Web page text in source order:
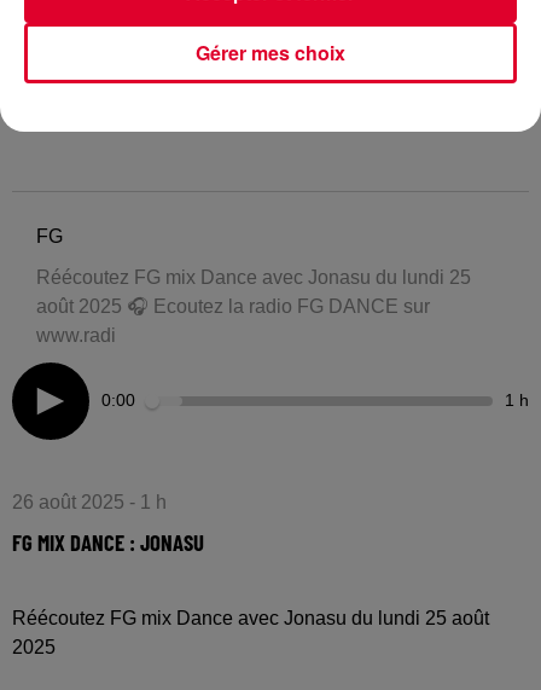
FG
Réécoutez FG mix Dance avec Jonasu du lundi 25
août 2025 🎧 Ecoutez la radio FG DANCE sur
www.radi
0:00 1 h
26 août 2025 - 1 h
FG MIX DANCE : JONASU
Réécoutez FG mix Dance avec Jonasu du lundi 25 août
2025
Gérer mes choix